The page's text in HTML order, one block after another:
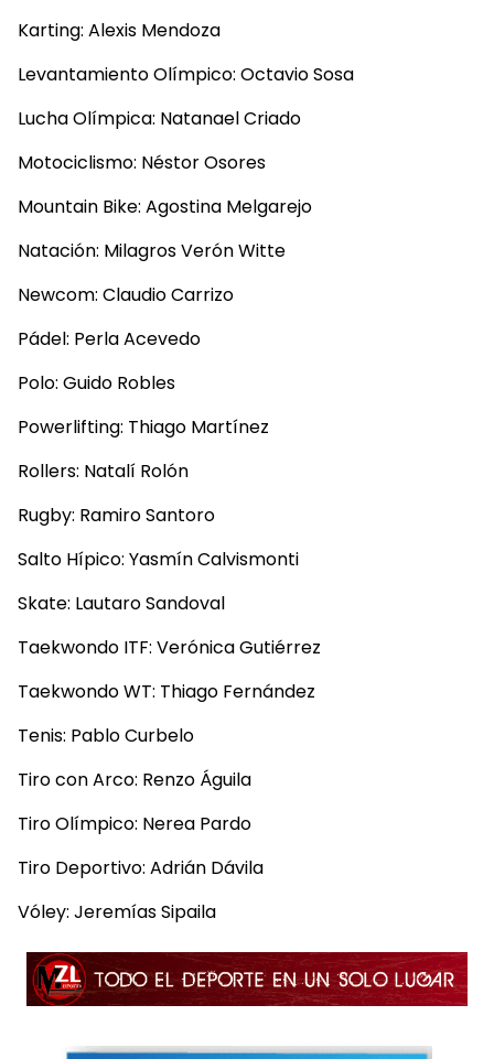
Karting: Alexis Mendoza
Levantamiento Olímpico: Octavio Sosa
Lucha Olímpica: Natanael Criado
Motociclismo: Néstor Osores
Mountain Bike: Agostina Melgarejo
Natación: Milagros Verón Witte
Newcom: Claudio Carrizo
Pádel: Perla Acevedo
Polo: Guido Robles
Powerlifting: Thiago Martínez
Rollers: Natalí Rolón
Rugby: Ramiro Santoro
Salto Hípico: Yasmín Calvismonti
Skate: Lautaro Sandoval
Taekwondo ITF: Verónica Gutiérrez
Taekwondo WT: Thiago Fernández
Tenis: Pablo Curbelo
Tiro con Arco: Renzo Águila
Tiro Olímpico: Nerea Pardo
Tiro Deportivo: Adrián Dávila
Vóley: Jeremías Sipaila